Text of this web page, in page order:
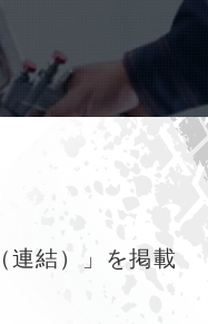
連結）」を掲載